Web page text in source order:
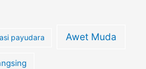
payudara Awet Muda